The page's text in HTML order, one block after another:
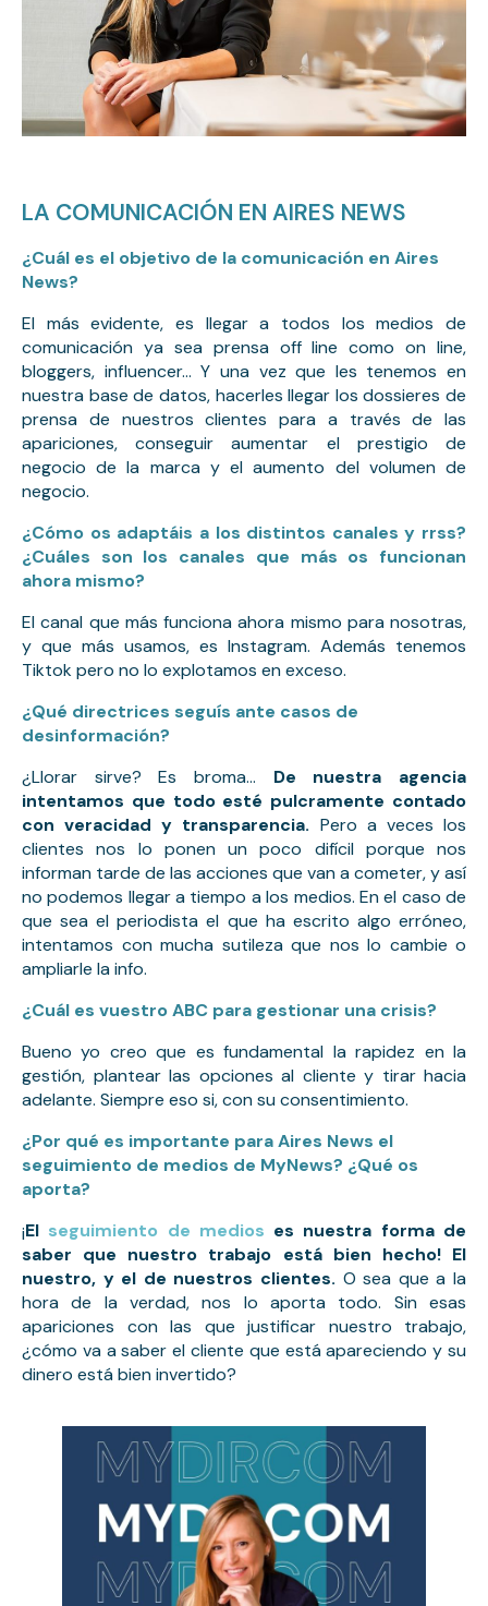
LA COMUNICACIÓN EN AIRES NEWS
¿Cuál es el objetivo de la comunicación en Aires
News?
El más evidente, es llegar a todos los medios de
comunicación ya sea prensa off line como on line,
bloggers, influencer… Y una vez que les tenemos en
nuestra base de datos, hacerles llegar los dossieres de
prensa de nuestros clientes para a través de las
apariciones, conseguir aumentar el prestigio de
negocio de la marca y el aumento del volumen de
negocio.
¿Cómo os adaptáis a los distintos canales y rrss?
¿Cuáles son los canales que más os funcionan
ahora mismo?
El canal que más funciona ahora mismo para nosotras,
y que más usamos, es Instagram. Además tenemos
Tiktok pero no lo explotamos en exceso.
¿Qué directrices seguís ante casos de
desinformación?
¿Llorar sirve? Es broma… De nuestra agencia
intentamos que todo esté pulcramente contado
con veracidad y transparencia. Pero a veces los
clientes nos lo ponen un poco difícil porque nos
informan tarde de las acciones que van a cometer, y así
no podemos llegar a tiempo a los medios. En el caso de
que sea el periodista el que ha escrito algo erróneo,
intentamos con mucha sutileza que nos lo cambie o
ampliarle la info.
¿Cuál es vuestro ABC para gestionar una crisis?
Bueno yo creo que es fundamental la rapidez en la
gestión, plantear las opciones al cliente y tirar hacia
adelante. Siempre eso si, con su consentimiento.
¿Por qué es importante para Aires News el
seguimiento de medios de MyNews? ¿Qué os
aporta?
¡El seguimiento de medios es nuestra forma de
saber que nuestro trabajo está bien hecho! El
nuestro, y el de nuestros clientes. O sea que a la
hora de la verdad, nos lo aporta todo. Sin esas
apariciones con las que justificar nuestro trabajo,
¿cómo va a saber el cliente que está apareciendo y su
dinero está bien invertido?